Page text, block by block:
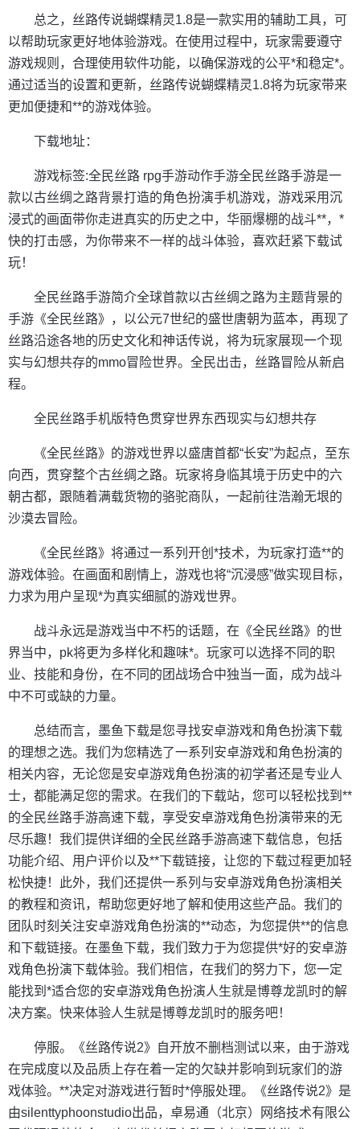
总之，丝路传说蝴蝶精灵1.8是一款实用的辅助工具，可
以帮助玩家更好地体验游戏。在使用过程中，玩家需要遵守
游戏规则，合理使用软件功能，以确保游戏的公平*和稳定*。
通过适当的设置和更新，丝路传说蝴蝶精灵1.8将为玩家带来
更加便捷和**的游戏体验。
下载地址：
游戏标签:全民丝路 rpg手游动作手游全民丝路手游是一
款以古丝绸之路背景打造的角色扮演手机游戏，游戏采用沉
浸式的画面带你走进真实的历史之中，华丽爆棚的战斗**，*
快的打击感，为你带来不一样的战斗体验，喜欢赶紧下载试
玩！
全民丝路手游简介全球首款以古丝绸之路为主题背景的
手游《全民丝路》，以公元7世纪的盛世唐朝为蓝本，再现了
丝路沿途各地的历史文化和神话传说，将为玩家展现一个现
实与幻想共存的mmo冒险世界。全民出击，丝路冒险从新启
程。
全民丝路手机版特色贯穿世界东西现实与幻想共存
《全民丝路》的游戏世界以盛唐首都“长安”为起点，至东
向西，贯穿整个古丝绸之路。玩家将身临其境于历史中的六
朝古都，跟随着满载货物的骆驼商队，一起前往浩瀚无垠的
沙漠去冒险。
《全民丝路》将通过一系列开创*技术，为玩家打造**的
游戏体验。在画面和剧情上，游戏也将“沉浸感”做实现目标，
力求为用户呈现*为真实细腻的游戏世界。
战斗永远是游戏当中不朽的话题，在《全民丝路》的世
界当中，pk将更为多样化和趣味*。玩家可以选择不同的职
业、技能和身份，在不同的团战场合中独当一面，成为战斗
中不可或缺的力量。
总结而言，墨鱼下载是您寻找安卓游戏和角色扮演下载
的理想之选。我们为您精选了一系列安卓游戏和角色扮演的
相关内容，无论您是安卓游戏角色扮演的初学者还是专业人
士，都能满足您的需求。在我们的下载站，您可以轻松找到**
的全民丝路手游高速下载，享受安卓游戏角色扮演带来的无
尽乐趣！我们提供详细的全民丝路手游高速下载信息，包括
功能介绍、用户评价以及**下载链接，让您的下载过程更加轻
松快捷！此外，我们还提供一系列与安卓游戏角色扮演相关
的教程和资讯，帮助您更好地了解和使用这些产品。我们的
团队时刻关注安卓游戏角色扮演的**动态，为您提供**的信息
和下载链接。在墨鱼下载，我们致力于为您提供*好的安卓游
戏角色扮演下载体验。我们相信，在我们的努力下，您一定
能找到*适合您的安卓游戏角色扮演人生就是博尊龙凯时的解
决方案。快来体验人生就是博尊龙凯时的服务吧！
停服。《丝路传说2》自开放不删档测试以来，由于游戏
在完成度以及品质上存在着一定的欠缺并影响到玩家们的游
戏体验。**决定对游戏进行暂时*停服处理。《丝路传说2》是
由silenttyphoonstudio出品，卓易通（北京）网络技术有限公